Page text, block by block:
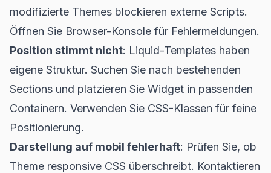
modifizierte Themes blockieren externe Scripts.
Öffnen Sie Browser-Konsole für Fehlermeldungen.
Position stimmt nicht: Liquid-Templates haben
eigene Struktur. Suchen Sie nach bestehenden
Sections und platzieren Sie Widget in passenden
Containern. Verwenden Sie CSS-Klassen für feine
Positionierung.
Darstellung auf mobil fehlerhaft: Prüfen Sie, ob
Theme responsive CSS überschreibt. Kontaktieren